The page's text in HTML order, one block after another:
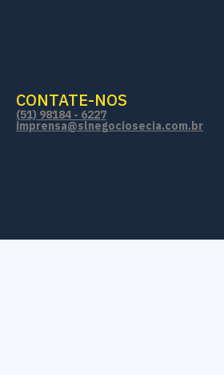
CONTATE-NOS
(51) 98184 - 6227
imprensa@slnegociosecia.com.br